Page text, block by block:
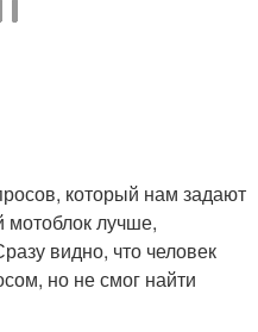
который нам задают
мотоблок лучше,
видно, что человек
но не смог найти